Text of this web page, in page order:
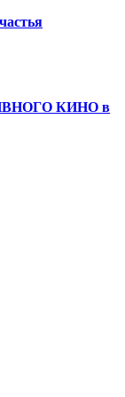
КИНО в